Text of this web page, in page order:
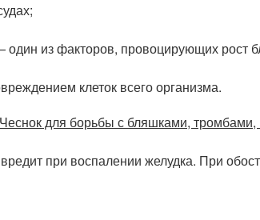
из факторов, провоцирующих рост
клеток всего организма.
Чеснок для борьбы с бляшками, тромбами,
при воспалении желудка. При